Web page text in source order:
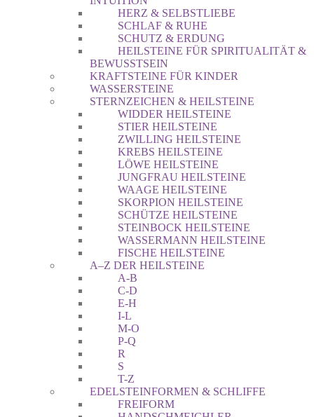
HERZ & SELBSTLIEBE
SCHLAF & RUHE
SCHUTZ & ERDUNG
HEILSTEINE FÜR SPIRITUALITÄT &
BEWUSSTSEIN
KRAFTSTEINE FÜR KINDER
WASSERSTEINE
STERNZEICHEN & HEILSTEINE
WIDDER HEILSTEINE
STIER HEILSTEINE
ZWILLING HEILSTEINE
KREBS HEILSTEINE
LÖWE HEILSTEINE
JUNGFRAU HEILSTEINE
WAAGE HEILSTEINE
SKORPION HEILSTEINE
SCHÜTZE HEILSTEINE
STEINBOCK HEILSTEINE
WASSERMANN HEILSTEINE
FISCHE HEILSTEINE
A–Z DER HEILSTEINE
A-B
C-D
E-H
I-L
M-O
P-Q
R
S
T-Z
EDELSTEINFORMEN & SCHLIFFE
FREIFORM